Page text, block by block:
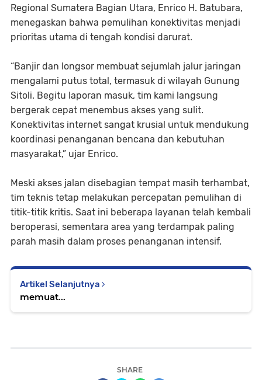
Regional Sumatera Bagian Utara, Enrico H. Batubara,
menegaskan bahwa pemulihan konektivitas menjadi
prioritas utama di tengah kondisi darurat.
“Banjir dan longsor membuat sejumlah jalur jaringan
mengalami putus total, termasuk di wilayah Gunung
Sitoli. Begitu laporan masuk, tim kami langsung
bergerak cepat menembus akses yang sulit.
Konektivitas internet sangat krusial untuk mendukung
koordinasi penanganan bencana dan kebutuhan
masyarakat,” ujar Enrico.
Meski akses jalan disebagian tempat masih terhambat,
tim teknis tetap melakukan percepatan pemulihan di
titik-titik kritis. Saat ini beberapa layanan telah kembali
beroperasi, sementara area yang terdampak paling
parah masih dalam proses penanganan intensif.
Artikel Selanjutnya
memuat...
SHARE